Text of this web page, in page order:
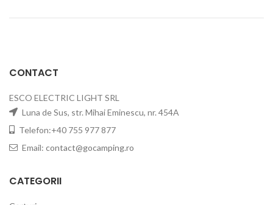
CONTACT
ESCO ELECTRIC LIGHT SRL
Luna de Sus, str. Mihai Eminescu, nr. 454A
Telefon:+40 755 977 877
Email: contact@gocamping.ro
CATEGORII